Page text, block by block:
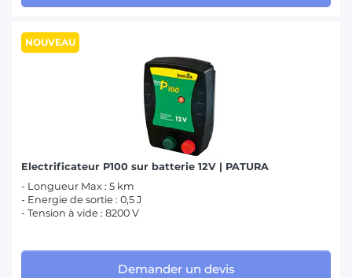
NOUVEAU
Electrificateur P100 sur batterie 12V | PATURA
- Longueur Max : 5 km
- Energie de sortie : 0,5 J
- Tension à vide : 8200 V
Demander un devis